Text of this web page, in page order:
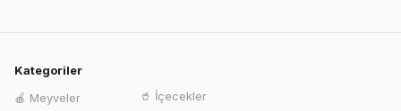
Kategoriler
🍎 Meyveler
🥤 İçecekler